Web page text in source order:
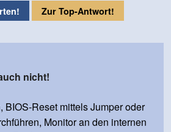
Zur Top-Antwort!
nicht!
BIOS-Reset mittels Jumper oder
Monitor an den internen